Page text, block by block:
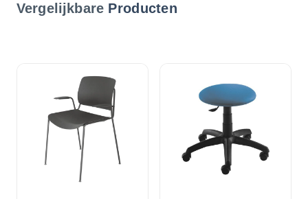
Vergelijkbare Producten